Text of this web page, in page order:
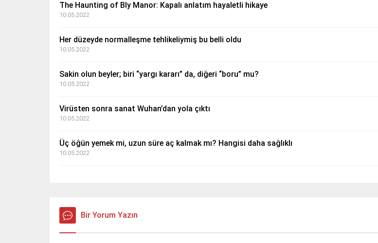
The Haunting of Bly Manor: Kapalı anlatım hayaletli hikaye
10.05.2022
Her düzeyde normalleşme tehlikeliymiş bu belli oldu
10.05.2022
Sakin olun beyler; biri “yargı kararı” da, diğeri “boru” mu?
10.05.2022
Virüsten sonra sanat Wuhan’dan yola çıktı
10.05.2022
Üç öğün yemek mi, uzun süre aç kalmak mı? Hangisi daha sağlıklı
10.05.2022
Bir Yorum Yazın